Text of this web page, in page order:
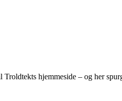
hjemmeside – og her